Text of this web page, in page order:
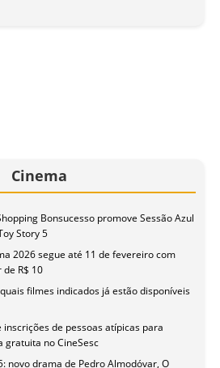
Cinema
Bonsucesso promove Sessão Azul
Story 5
2026 segue até 11 de fevereiro com
R$ 10
filmes indicados já estão disponíveis
de pessoas atípicas para
gratuita no CineSesc
novo drama de Pedro Almodóvar, O